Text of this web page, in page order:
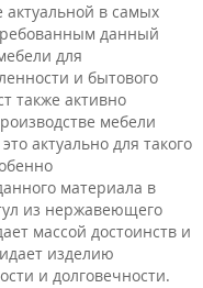
в самых
данный
для
и бытового
также активно
мебели
актуально для такого
материала в
из нержавеющего
массой достоинств и
изделию
и долговечности.